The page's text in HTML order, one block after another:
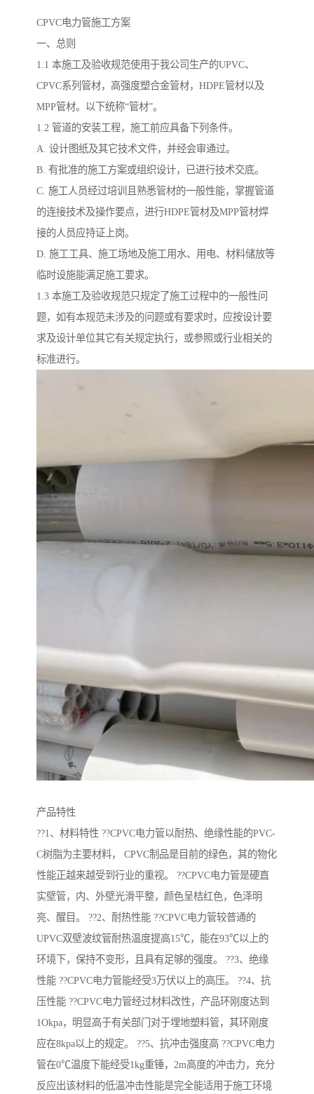
CPVC电力管施工方案
一、总则
1.1 本施工及验收规范使用于我公司生产的UPVC、
CPVC系列管材，高强度塑合金管材，HDPE管材以及
MPP管材。以下统称“管材”。
1.2 管道的安装工程，施工前应具备下列条件。
A. 设计图纸及其它技术文件，并经会审通过。
B. 有批准的施工方案或组织设计，已进行技术交底。
C. 施工人员经过培训且熟悉管材的一般性能，掌握管道
的连接技术及操作要点，进行HDPE管材及MPP管材焊
接的人员应持证上岗。
D. 施工工具、施工场地及施工用水、用电、材料储放等
临时设施能满足施工要求。
1.3 本施工及验收规范只规定了施工过程中的一般性问
题，如有本规范未涉及的问题或有要求时，应按设计要
求及设计单位其它有关规定执行，或参照或行业相关的
标准进行。
产品特性
??1、材料特性 ??CPVC电力管以耐热、绝缘性能的PVC-
C树脂为主要材料， CPVC制品是目前的绿色，其的物化
性能正越来越受到行业的重视。 ??CPVC电力管是硬直
实壁管，内、外壁光滑平整，颜色呈桔红色，色泽明
亮、醒目。 ??2、耐热性能 ??CPVC电力管较普通的
UPVC双壁波纹管耐热温度提高15℃，能在93℃以上的
环境下，保持不变形，且具有足够的强度。 ??3、绝缘
性能 ??CPVC电力管能经受3万伏以上的高压。 ??4、抗
压性能 ??CPVC电力管经过材料改性，产品环刚度达到
1Okpa，明显高于有关部门对于埋地塑料管，其环刚度
应在8kpa以上的规定。 ??5、抗冲击强度高 ??CPVC电力
管在0℃温度下能经受1kg重锤，2m高度的冲击力，充分
反应出该材料的低温冲击性能是完全能适用于施工环境